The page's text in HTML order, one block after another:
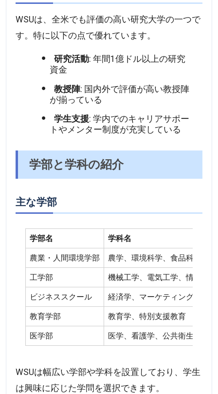
WSUは、全米でも評価の高い研究大学の一つで
す。特に以下の点で優れています。
研究活動: 年間1億ドル以上の研究
資金
教授陣: 国内外で評価が高い教授陣
が揃っている
学生支援: 学内でのキャリアサポー
トやメンター制度が充実している
学部と学科の紹介
主な学部
学部名 学科名
農業・人間環境学部 農学、環境科学、食品科学
工学部 機械工学、電気工学、情報工学
ビジネススクール 経済学、マーケティング、フ
教育学部 教育学、特別支援教育
医学部 医学、看護学、公共衛生
WSUは幅広い学部や学科を設置しており、学生
は興味に応じた学問を選択できます。